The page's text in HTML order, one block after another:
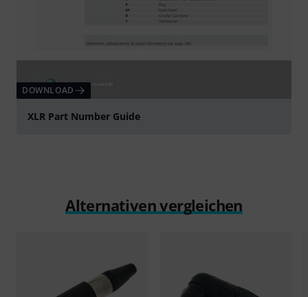
DOWNLOAD
XLR Part Number Guide
Alternativen vergleichen